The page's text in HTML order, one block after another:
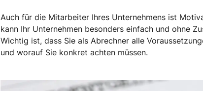
Auch für die Mitarbeiter Ihres Unternehmens ist
kann Ihr Unternehmen besonders einfach und ohne
Wichtig ist, dass Sie als Abrechner alle
und worauf Sie konkret achten müssen.